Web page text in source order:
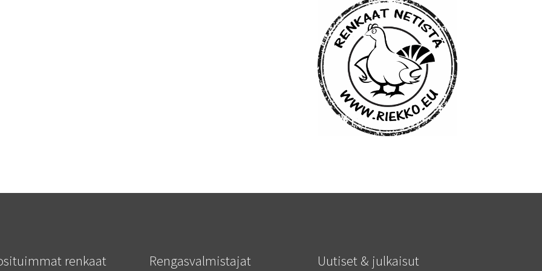
renkaat Rengasvalmistajat Uutiset & julkaisut